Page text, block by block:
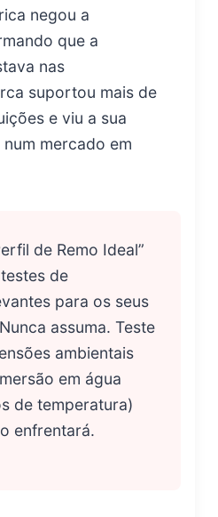
negou a
que a
nas
suportou mais de
e viu a sua
mercado em
de Remo Ideal”
testes de
para os seus
assuma. Teste
ambientais
em água
de temperatura)
enfrentará.